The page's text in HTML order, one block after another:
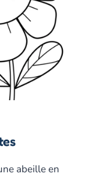
abeille en